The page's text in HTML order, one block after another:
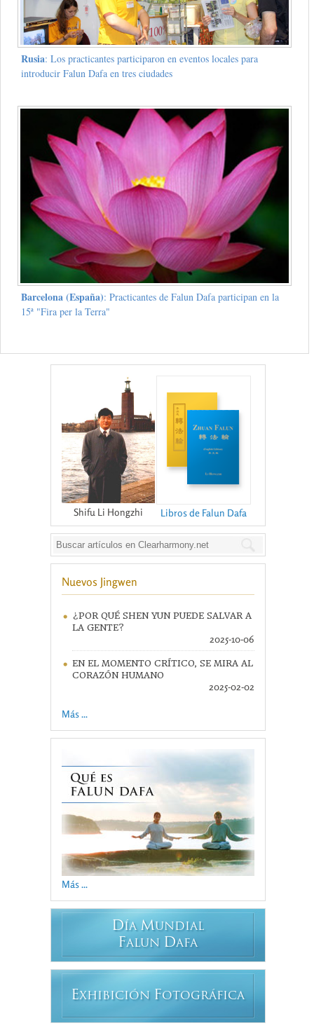
Rusia: Los practicantes participaron en eventos locales para
introducir Falun Dafa en tres ciudades
Barcelona (España): Practicantes de Falun Dafa participan en la
15ª "Fira per la Terra"
Shifu Li Hongzhi Libros de Falun Dafa
Nuevos Jingwen
¿POR QUÉ SHEN YUN PUEDE SALVAR A
LA GENTE?
2025-10-06
EN EL MOMENTO CRÍTICO, SE MIRA AL
CORAZÓN HUMANO
2025-02-02
Más ...
Más ...
DÍA MUNDIAL
FALUN DAFA
EXHIBICIÓN FOTOGRÁFICA